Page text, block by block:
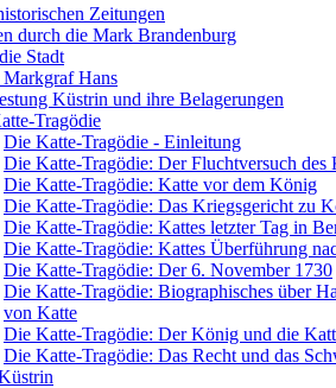
Zeitungen
durch die Mark Brandenburg
Stadt
Hans
Küstrin und ihre Belagerungen
Tragödie
Die Katte-Tragödie - Einleitung
Die Katte-Tragödie: Der Fluchtversuch des
Die Katte-Tragödie: Katte vor dem König
Die Katte-Tragödie: Das Kriegsgericht zu
Die Katte-Tragödie: Kattes letzter Tag in
Die Katte-Tragödie: Kattes Überführung
Die Katte-Tragödie: Der 6. November 1730
Die Katte-Tragödie: Biographisches über
von Katte
Die Katte-Tragödie: Der König und die
Die Katte-Tragödie: Das Recht und das